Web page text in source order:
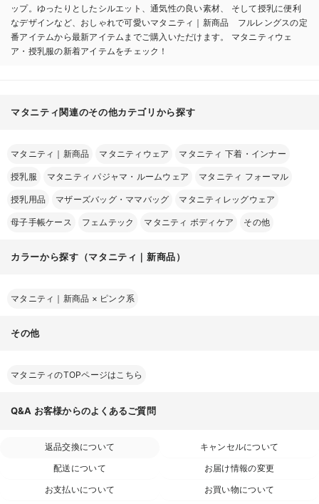
ップ。ゆったりとしたシルエット、通気性の良い素材、 そして授乳に便利
なデザインなど、おしゃれで可愛いマタニティ｜新商品 フルレングスの定
番アイテムから最新アイテムまでご購入いただけます。 マタニティウェ
ア・授乳服の新着アイテムをチェック！
マタニティ関連のその他カテゴリから探す
マタニティ｜新商品 マタニティウェア マタニティ 下着・インナー
授乳服 マタニティ パジャマ・ルームウェア マタニティ フォーマル
授乳用品 マザーズバッグ・ママバッグ マタニティレッグウェア
母子手帳ケース フェムテック マタニティ ボディケア その他
カラーから探す（マタニティ｜新商品）
マタニティ｜新商品 × ピンク系
その他
マタニティのTOPページはこちら
Q&A お客様からのよくあるご質問
返品交換について
キャンセルについて
配送について
お届け情報の変更
お支払いについて
お買い物について